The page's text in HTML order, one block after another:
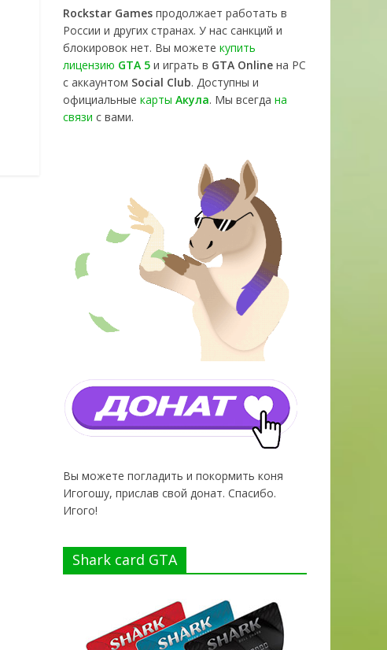
Rockstar Games продолжает работать в
России и других странах. У нас санкций и
блокировок нет. Вы можете купить
лицензию GTA 5 и играть в GTA Online на PC
с аккаунтом Social Club. Доступны и
официальные карты Акула. Мы всегда на
связи с вами.
Вы можете погладить и покормить коня
Игогошу, прислав свой донат. Спасибо.
Игого!
Shark card GTA